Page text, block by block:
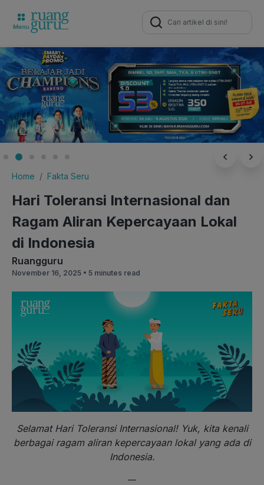
Search
for:
Home Fakta Seru
Hari Toleransi Internasional dan
Ragam Aliran Kepercayaan Lokal
di Indonesia
Ruangguru
November 16, 2025 • 5 minutes read
Selamat Hari Toleransi Internasional! Yuk, kita kenali
berbagai ragam aliran kepercayaan lokal yang ada di
Indonesia.
—